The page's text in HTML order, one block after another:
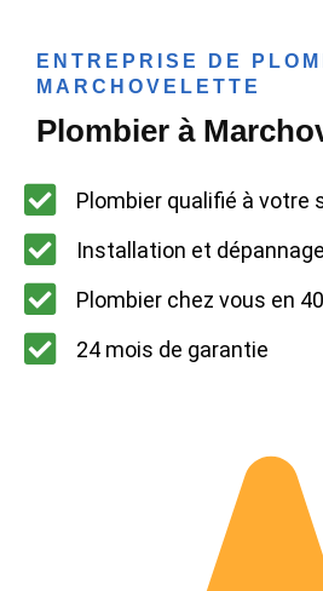
ENTREPRISE DE
MARCHOVELETTE
Plombier à
Plombier qualifié à votre
Installation et
Plombier chez vous en
24 mois de garantie